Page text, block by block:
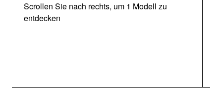
Scrollen Sie nach rechts, um 1 Modell zu
entdecken